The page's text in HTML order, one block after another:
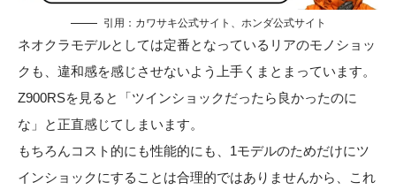
引用： カワサキ公式サイト 、 ホンダ公式サイト
ネオクラモデルとしては定番となっているリアのモノショッ
クも、違和感を感じさせないよう上手くまとまっています。
Z900RSを見ると「ツインショックだったら良かったのに
な」と正直感じてしまいます。
もちろんコスト的にも性能的にも、1モデルのためだけにツ
インショックにすることは合理的ではありませんから、これ